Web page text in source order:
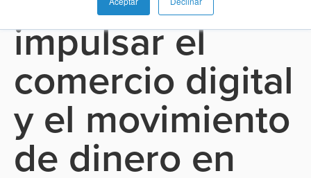
Later
Banca
Digital
y
Super
Apps
Adquiriencia
SoftPOS
Pagos
QR
Hub
Comercio
Pagos
QR
Pago
de
propinas
Carrito
Servicios
Comercio
electrónico
como
Servicio
Gestión
de
Casos
de
uso
Proveedor
de
servicios
de
pago
Fintech
de
éxito
Guías
Ubicaciones
Contacto
impulsar el
comercio digital
y el movimiento
de dinero en